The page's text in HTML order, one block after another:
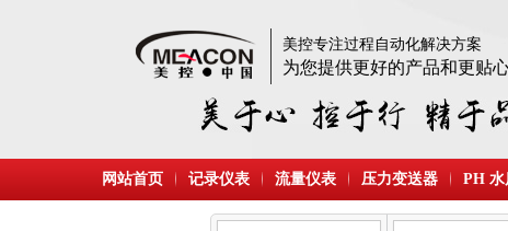
美控专注过程自动化解决方案
为您提供更好的产品和更贴
网站首页 记录仪表 流量仪表 压力变送器 PH 水